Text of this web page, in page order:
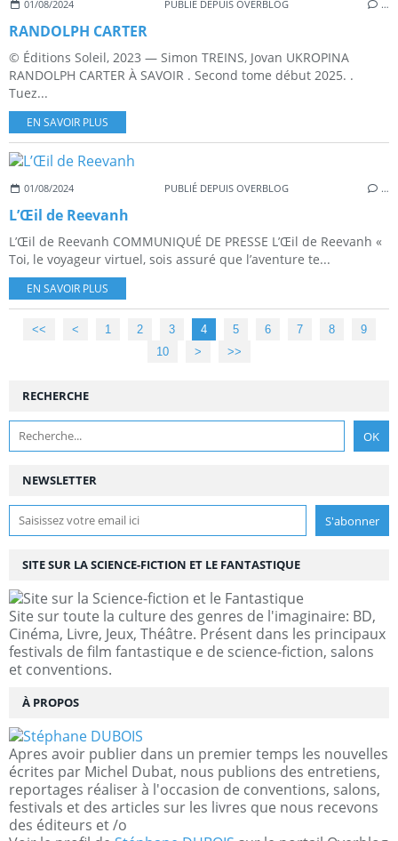
01/08/2024 PUBLIÉ DEPUIS OVERBLOG …
RANDOLPH CARTER
© Éditions Soleil, 2023 — Simon TREINS, Jovan UKROPINA
RANDOLPH CARTER À SAVOIR . Second tome début 2025. .
Tuez...
EN SAVOIR PLUS
01/08/2024 PUBLIÉ DEPUIS OVERBLOG …
L’Œil de Reevanh
L’Œil de Reevanh COMMUNIQUÉ DE PRESSE L’Œil de Reevanh «
Toi, le voyageur virtuel, sois assuré que l’aventure te...
EN SAVOIR PLUS
<< < 1 2 3 4 5 6 7 8
9
10
20
30
40
50
60
70
80
90
100
200
> >>
NEWSLETTER
RECHERCHE
SITE SUR LA SCIENCE-FICTION ET LE FANTASTIQUE
Site sur toute la culture des genres de l'imaginaire: BD,
Cinéma, Livre, Jeux, Théâtre. Présent dans les principaux
festivals de film fantastique e de science-fiction, salons
et conventions.
À PROPOS
Apres avoir publier dans un premier temps les nouvelles
écrites par Michel Dubat, nous publions des entretiens,
reportages réaliser à l'occasion de conventions, salons,
festivals et des articles sur les livres que nous recevons
des éditeurs et /o